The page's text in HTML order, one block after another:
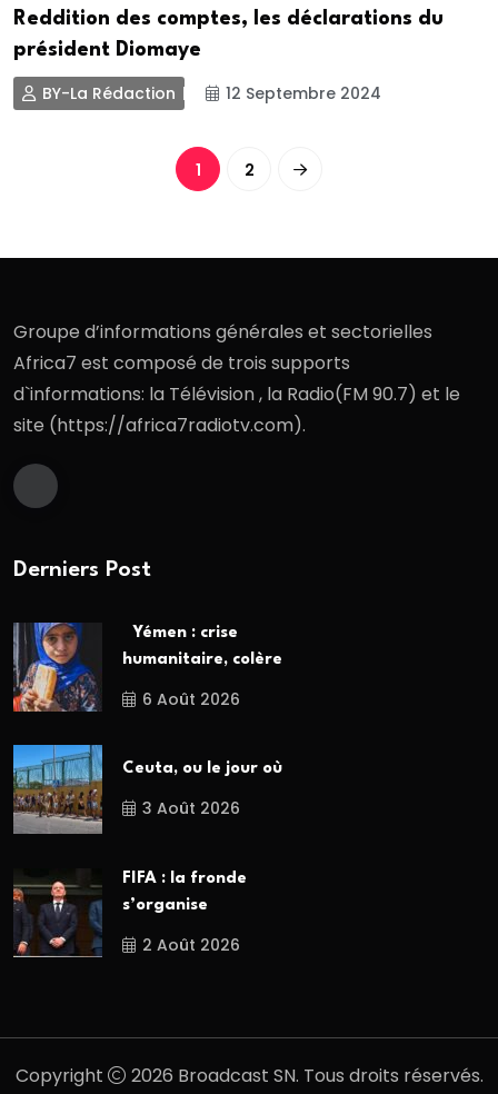
Reddition des comptes, les déclarations du
président Diomaye
BY-La Rédaction 12 Septembre 2024
1 2
Groupe d’informations générales et sectorielles
Africa7 est composé de trois supports
d`informations: la Télévision , la Radio(FM 90.7) et le
site (https://africa7radiotv.com).
Derniers Post
Yémen : crise
humanitaire, colère
6 Août 2026
Ceuta, ou le jour où
3 Août 2026
FIFA : la fronde
s’organise
2 Août 2026
Copyright 2026 Broadcast SN. Tous droits réservés.